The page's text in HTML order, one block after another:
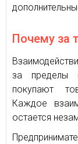
Почему за
за пределы
покупают
Каждое
остается